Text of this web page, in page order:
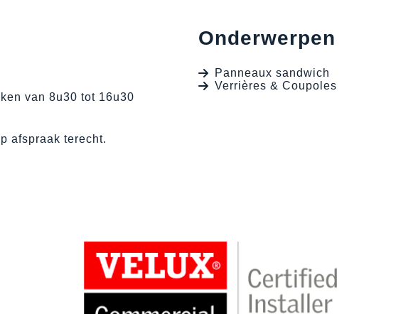
van 8u30 tot 16u30
afspraak terecht.
Onderwerpen
Panneaux sandwich
Verrières & Coupoles